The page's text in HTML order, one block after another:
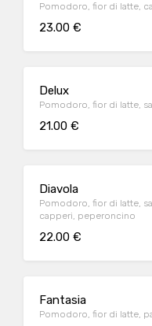
Pomodoro, fior di latte,
23.00 €
Delux
Pomodoro, fior di latte,
21.00 €
Diavola
Pomodoro, fior di latte,
capperi, peperoncino
22.00 €
Fantasia
Pomodoro, fior di latte,